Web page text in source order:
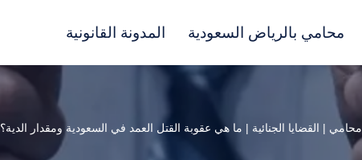
محامي بالرياض السعودية المدونة القانونية
محامي | القضايا الجنائية | ما هي عقوبة القتل العمد في السعودية ومقدار الدية؟